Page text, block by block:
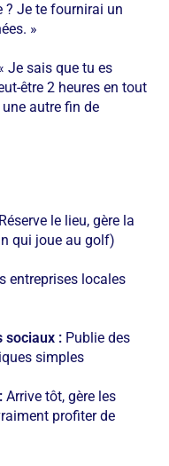
? Je te fournirai un
»
Je sais que tu es
être 2 heures en tout
autre fin de
Réserve le lieu, gère la
qui joue au golf)
entreprises locales
sociaux : Publie des
simples
Arrive tôt, gère les
profiter de